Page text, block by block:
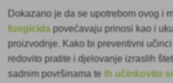
Dokazano je da se upotrebom ovog i
fungicida povećavaju prinosi kao i
proizvodnje. Kako bi preventivni
redovito pratite i djelovanje izraslih
sadnim površinama te ih učinkovito